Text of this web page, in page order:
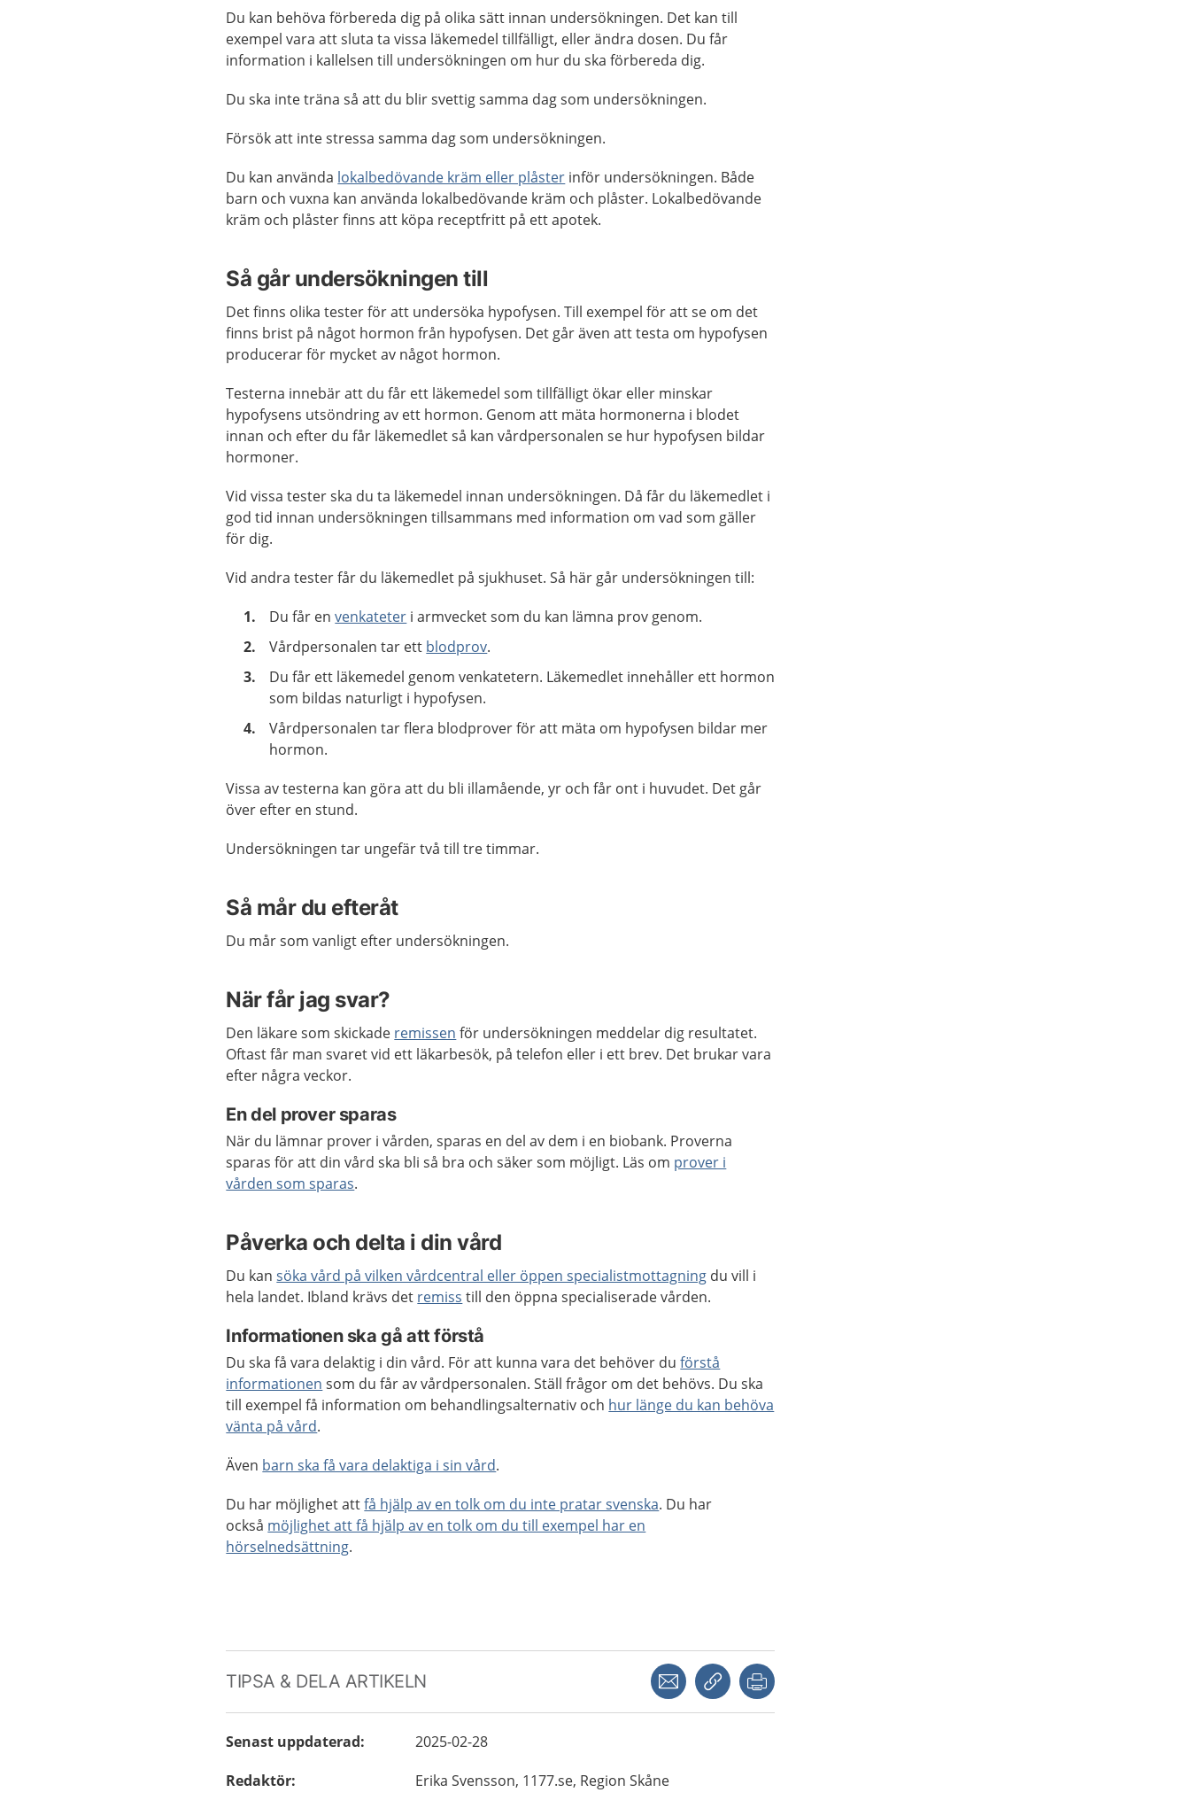
Du kan behöva förbereda dig på olika sätt innan undersökningen. Det kan till
exempel vara att sluta ta vissa läkemedel tillfälligt, eller ändra dosen. Du får
information i kallelsen till undersökningen om hur du ska förbereda dig.
Du ska inte träna så att du blir svettig samma dag som undersökningen.
Försök att inte stressa samma dag som undersökningen.
Du kan använda lokalbedövande kräm eller plåster inför undersökningen. Både
barn och vuxna kan använda lokalbedövande kräm och plåster. Lokalbedövande
kräm och plåster finns att köpa receptfritt på ett apotek.
Så går undersökningen till
Det finns olika tester för att undersöka hypofysen. Till exempel för att se om det
finns brist på något hormon från hypofysen. Det går även att testa om hypofysen
producerar för mycket av något hormon.
Testerna innebär att du får ett läkemedel som tillfälligt ökar eller minskar
hypofysens utsöndring av ett hormon. Genom att mäta hormonerna i blodet
innan och efter du får läkemedlet så kan vårdpersonalen se hur hypofysen bildar
hormoner.
Vid vissa tester ska du ta läkemedel innan undersökningen. Då får du läkemedlet i
god tid innan undersökningen tillsammans med information om vad som gäller
för dig.
Vid andra tester får du läkemedlet på sjukhuset. Så här går undersökningen till:
Du får envenkateter i armvecket som du kan lämna prov genom.
Vårdpersonalen tar ett blodprov.
Du får ett läkemedel genom venkatetern. Läkemedlet innehåller ett hormon
som bildas naturligt i hypofysen.
Vårdpersonalen tar flera blodprover för att mäta om hypofysen bildar mer
hormon.
Vissa av testerna kan göra att du bli illamående, yr och får ont i huvudet. Det går
över efter en stund.
Undersökningen tar ungefär två till tre timmar.
Så mår du efteråt
Du mår som vanligt efter undersökningen.
När får jag svar?
Den läkare som skickade remissen för undersökningen meddelar dig resultatet.
Oftast får man svaret vid ett läkarbesök, på telefon eller i ett brev. Det brukar vara
efter några veckor.
En del prover sparas
När du lämnar prover i vården, sparas en del av dem i en biobank. Proverna
sparas för att din vård ska bli så bra och säker som möjligt. Läs om prover i
vården som sparas.
Påverka och delta i din vård
Du kansöka vård på vilken vårdcentral eller öppen specialistmottagning du vill i
hela landet. Ibland krävs det remiss till den öppna specialiserade vården.
Informationen ska gå att förstå
Du ska få vara delaktig i din vård. För att kunna vara det behöver duförstå
informationen som du får av vårdpersonalen. Ställ frågor om det behövs. Du ska
till exempel få information om behandlingsalternativ och hur länge du kan behöva
vänta på vård.
Även barn ska få vara delaktiga i sin vård.
Du har möjlighet attfå hjälp av en tolk om du inte pratar svenska. Du har
också möjlighet att få hjälp av en tolk om du till exempel har en
hörselnedsättning.
TIPSA & DELA ARTIKELN Dela via mejlKopiera länk
Senast uppdaterad:
2025-02-28
Redaktör: Erika Svensson, 1177.se, Region Skåne